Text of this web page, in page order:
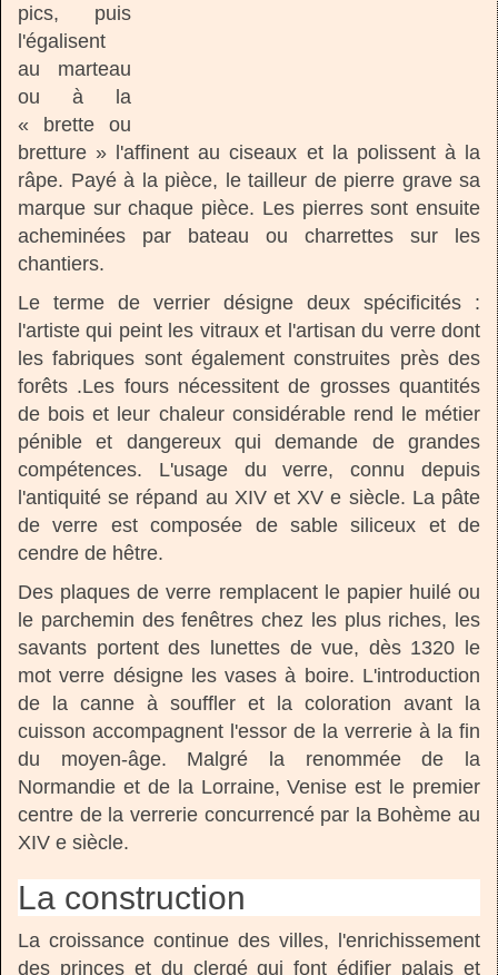
pics, puis
l'égalisent
au marteau
ou à la
« brette ou
bretture » l'affinent au ciseaux et la polissent à la
râpe. Payé à la pièce, le tailleur de pierre grave sa
marque sur chaque pièce. Les pierres sont ensuite
acheminées par bateau ou charrettes sur les
chantiers.
Le terme de verrier désigne deux spécificités :
l'artiste qui peint les vitraux et l'artisan du verre dont
les fabriques sont également construites près des
forêts .Les fours nécessitent de grosses quantités
de bois et leur chaleur considérable rend le métier
pénible et dangereux qui demande de grandes
compétences. L'usage du verre, connu depuis
l'antiquité se répand au XIV et XV e siècle. La pâte
de verre est composée de sable siliceux et de
cendre de hêtre.
Des plaques de verre remplacent le papier huilé ou
le parchemin des fenêtres chez les plus riches, les
savants portent des lunettes de vue, dès 1320 le
mot verre désigne les vases à boire. L'introduction
de la canne à souffler et la coloration avant la
cuisson accompagnent l'essor de la verrerie à la fin
du moyen-âge. Malgré la renommée de la
Normandie et de la Lorraine, Venise est le premier
centre de la verrerie concurrencé par la Bohème au
XIV e siècle.
La construction
La croissance continue des villes, l'enrichissement
des princes et du clergé qui font édifier palais et